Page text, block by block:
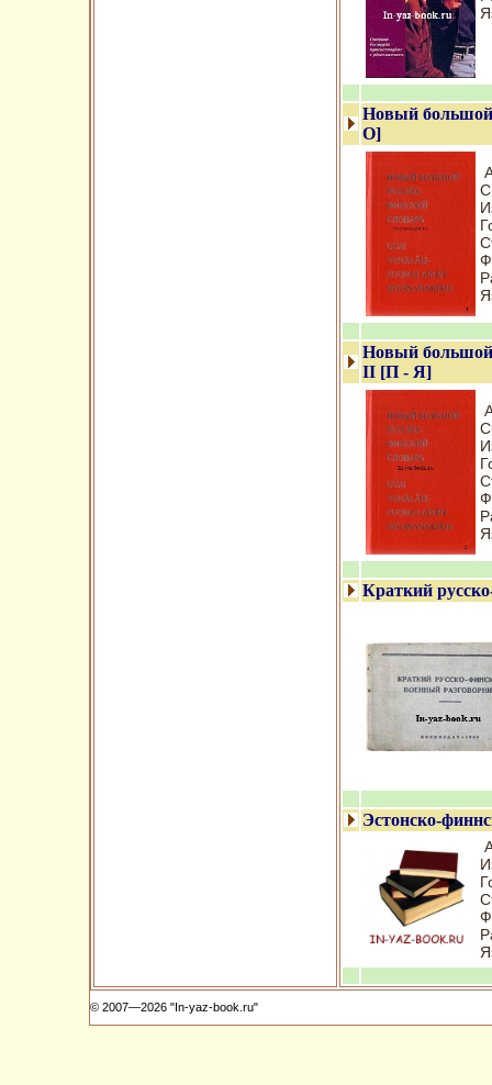
Новый большой
О]
Новый большой
II [П - Я]
Краткий
Эстонско-
© 2007—2026 "In-yaz-book.ru"